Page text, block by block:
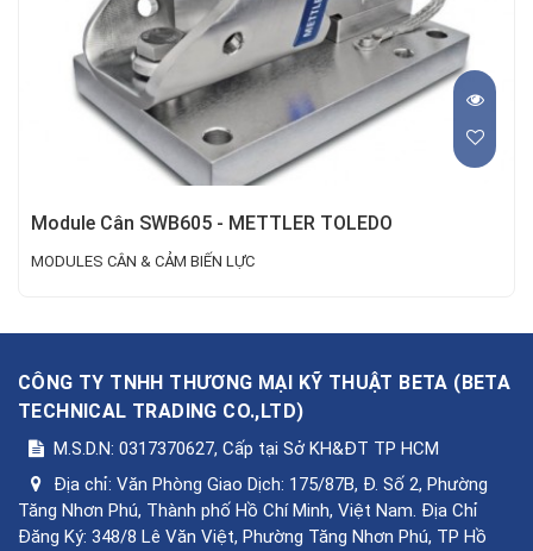
Module Cân SWB605 - METTLER TOLEDO
MODULES CÂN & CẢM BIẾN LỰC
CÔNG TY TNHH THƯƠNG MẠI KỸ THUẬT BETA (BETA
TECHNICAL TRADING CO.,LTD)
M.S.D.N: 0317370627, Cấp tại Sở KH&ĐT TP HCM
Địa chỉ: Văn Phòng Giao Dịch: 175/87B, Đ. Số 2, Phường
Tăng Nhơn Phú, Thành phố Hồ Chí Minh, Việt Nam. Địa Chỉ
Đăng Ký: 348/8 Lê Văn Việt, Phường Tăng Nhơn Phú, TP Hồ